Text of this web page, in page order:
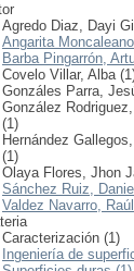
Agredo Diaz, Dayi
Angarita
Barba Pingarrón,
Covelo Villar, Alba
Gonzáles Parra,
González
(1)
Hernández
(1)
Olaya Flores, Jhon
Sánchez Ruiz,
Valdez Navarro,
Caracterización (1)
Ingeniería de